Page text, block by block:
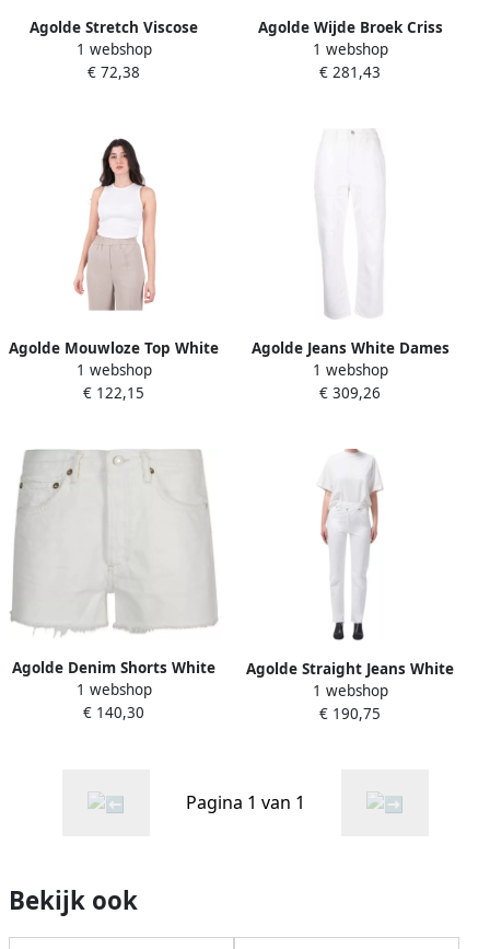
Agolde Stretch Viscose
Mouwloze Top White Dames
1 webshop
€ 72,38
Agolde Wijde Broek Criss
Cross Jeans White Dames
1 webshop
€ 281,43
Agolde Mouwloze Top White
Dames
1 webshop
€ 122,15
Agolde Jeans White Dames
1 webshop
€ 309,26
Agolde Denim Shorts White
Dames
1 webshop
€ 140,30
Agolde Straight Jeans White
Dames
1 webshop
€ 190,75
Pagina 1 van 1
Bekijk ook